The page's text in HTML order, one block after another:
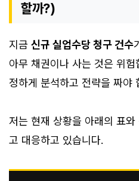
할까?)
지금 신규 실업수당 청구 건수
아무 채권이나 사는 것은 위
정하게 분석하고 전략을 짜야
저는 현재 상황을 아래의 표
고 대응하고 있습니다.